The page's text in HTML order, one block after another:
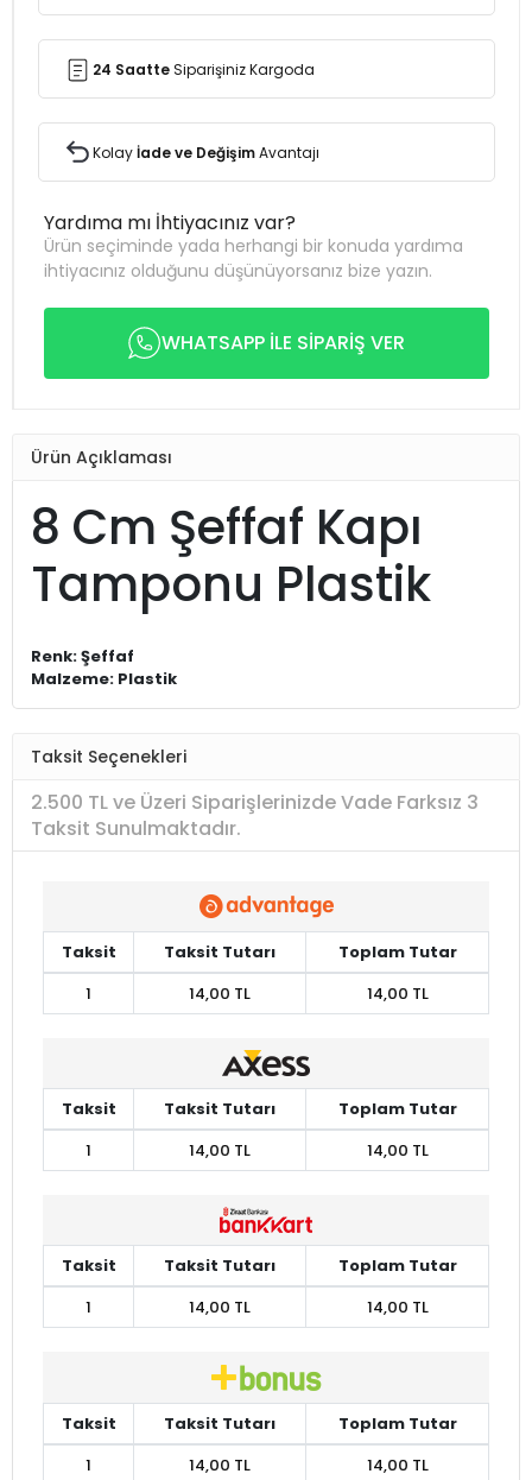
24 SaatteSiparişiniz Kargoda
Kolayİade ve DeğişimAvantajı
Yardıma mı İhtiyacınız var?
Ürün seçiminde yada herhangi bir konuda yardıma
ihtiyacınız olduğunu düşünüyorsanız bize yazın.
WHATSAPP İLE SİPARİŞ VER
Ürün Açıklaması
8 Cm Şeffaf Kapı
Tamponu Plastik
Renk: Şeffaf
Malzeme: Plastik
Taksit Seçenekleri
2.500 TL ve Üzeri Siparişlerinizde Vade Farksız 3
Taksit Sunulmaktadır.
Taksit Taksit Tutarı
Toplam Tutar
1
14,00 TL 14,00 TL
Taksit Taksit Tutarı
Toplam Tutar
1
14,00 TL 14,00 TL
Taksit Taksit Tutarı
Toplam Tutar
1
14,00 TL 14,00 TL
Taksit Taksit Tutarı
Toplam Tutar
1
14,00 TL 14,00 TL